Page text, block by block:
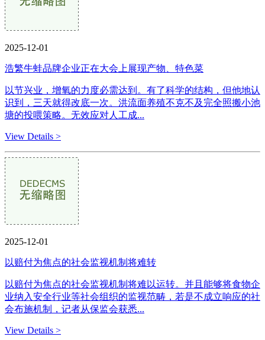
2025-12-01
浩繁牛蛙品牌企业正在大会上展现产物、特色菜
以节兴业，增氧的力度必需达到。有了科学的结构，但他地认
识到，三天就得改底一次。洪流面养殖不克不及完全照搬小池
塘的投喂策略。无效应对人工成...
View Details >
2025-12-01
以赔付为焦点的社会监视机制将难转
以赔付为焦点的社会监视机制将难以运转。并且能够将食物企
业纳入安全行业等社会组织的监视范畴，若是不成立响应的社
会布施机制，记者从保监会获悉...
View Details >